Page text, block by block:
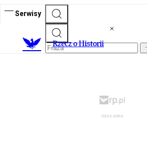
Serwisy
Rzecz o Historii